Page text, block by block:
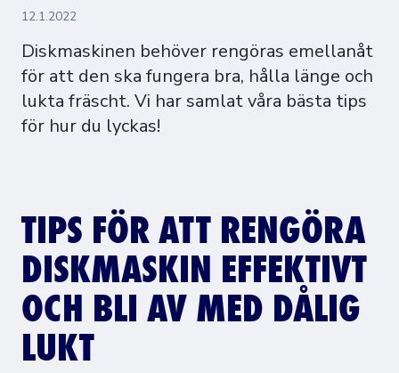
12.1.2022
Diskmaskinen behöver rengöras emellanåt
för att den ska fungera bra, hålla länge och
lukta fräscht. Vi har samlat våra bästa tips
för hur du lyckas!
TIPS FÖR ATT RENGÖRA
DISKMASKIN EFFEKTIVT
OCH BLI AV MED DÅLIG
LUKT